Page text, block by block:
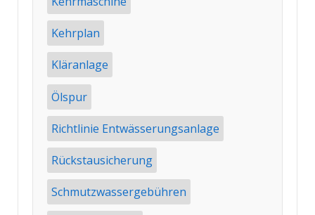
Kehrplan
Kläranlage
Ölspur
Richtlinie Entwässerungsanlage
Rückstausicherung
Schmutzwassergebühren